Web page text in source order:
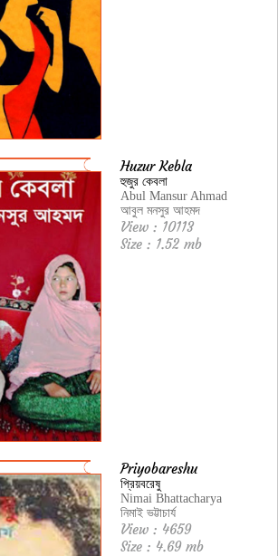
Huzur Kebla
হুজুর কেবলা
Abul Mansur Ahmad
আবুল মনসুর আহমদ
View : 10113
Size : 1.52 mb
Priyobareshu
প্রিয়বরেষু
Nimai Bhattacharya
নিমাই ভট্টাচার্য
View : 4659
Size : 4.69 mb